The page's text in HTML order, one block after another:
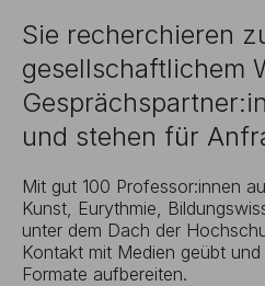
Sie recherchieren
gesellschaftlichem
und stehen für
Mit gut 100 Professor:innen
Kunst, Eurythmie,
unter dem Dach der
Kontakt mit Medien geübt
Formate aufbereiten.